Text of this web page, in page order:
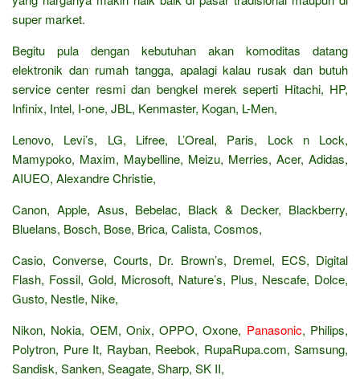
super market.
Begitu pula dengan kebutuhan akan komoditas datang
elektronik dan rumah tangga, apalagi kalau rusak dan butuh
service center resmi dan bengkel merek seperti Hitachi, HP,
Infinix, Intel, I-one, JBL, Kenmaster, Kogan, L-Men,
Lenovo, Levi’s, LG, Lifree, L’Oreal, Paris, Lock n Lock,
Mamypoko, Maxim, Maybelline, Meizu, Merries, Acer, Adidas,
AIUEO, Alexandre Christie,
Canon, Apple, Asus, Bebelac, Black & Decker, Blackberry,
Bluelans, Bosch, Bose, Brica, Calista, Cosmos,
Casio, Converse, Courts, Dr. Brown’s, Dremel, ECS, Digital
Flash, Fossil, Gold, Microsoft, Nature’s, Plus, Nescafe, Dolce,
Gusto, Nestle, Nike,
Nikon, Nokia, OEM, Onix, OPPO, Oxone, Panasonic, Philips,
Polytron, Pure It, Rayban, Reebok, RupaRupa.com, Samsung,
Sandisk, Sanken, Seagate, Sharp, SK II,